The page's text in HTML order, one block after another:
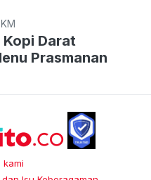
Darat
Prasmanan
kami